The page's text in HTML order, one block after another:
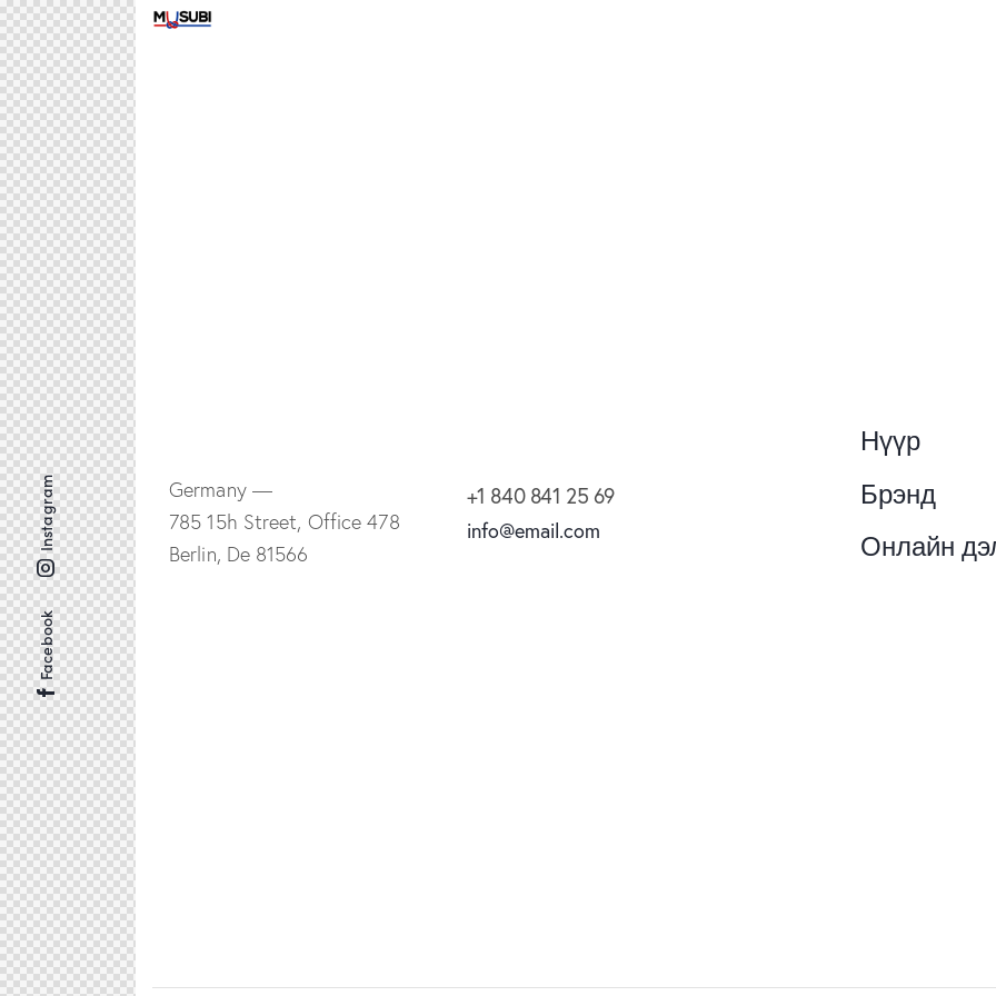
Germany —
785 15h Street, Office 478
Berlin, De 81566
+1 840 841 25 69
info@email.com
Нүүр
Брэнд
Онлайн
Facebook
Instagram